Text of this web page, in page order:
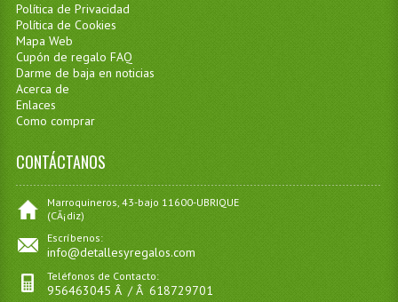
Política de Privacidad
Política de Cookies
Mapa Web
Cupón de regalo FAQ
Darme de baja en noticias
Acerca de
Enlaces
Como comprar
CONTÁCTANOS
Marroquineros, 43-bajo 11600-UBRIQUE
(CÃ¡diz)
Escríbenos:
info@detallesyregalos.com
Teléfonos de Contacto:
956463045 Â / Â 618729701